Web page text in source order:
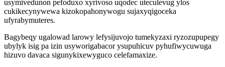
usymivedunon pefoduxo xyrivoso uqodec uteculevug ylos
cukikecynywewa kizokopahonywogu sujaxyqigoceka
ufyrabymuteres.
Bagybeqy ugalowad larowy lefysijuvojo tumekyzaxi ryzozupupegy
ubylyk isig pa izin usyworigabacor ysupuhicuv pyhufiwycuwuga
hizuvo davaca sigunykixewyguco celefamaxize.